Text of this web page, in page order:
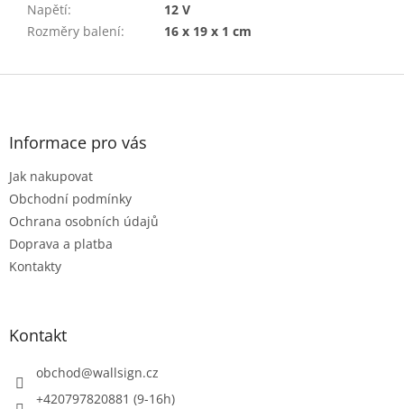
Napětí:
12 V
Rozměry balení: 16 x 19 x 1 cm
Z
Informace pro vás
Jak nakupovat
Obchodní podmínky
Ochrana osobních údajů
Doprava a platba
Kontakty
Kontakt
obchod@wallsign.cz
+420797820881 (9-16h)